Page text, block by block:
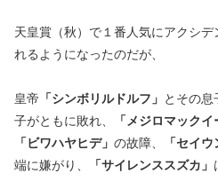
天皇賞（秋）で１番人気にアクシ
れるようになったのだが、
皇帝 「シンボリルドルフ」 とその息
子がともに敗れ、
「メジロマックイ
「ビワハヤヒデ」 の故障、 「セイウ
端に嫌がり、
「サイレンススズカ」